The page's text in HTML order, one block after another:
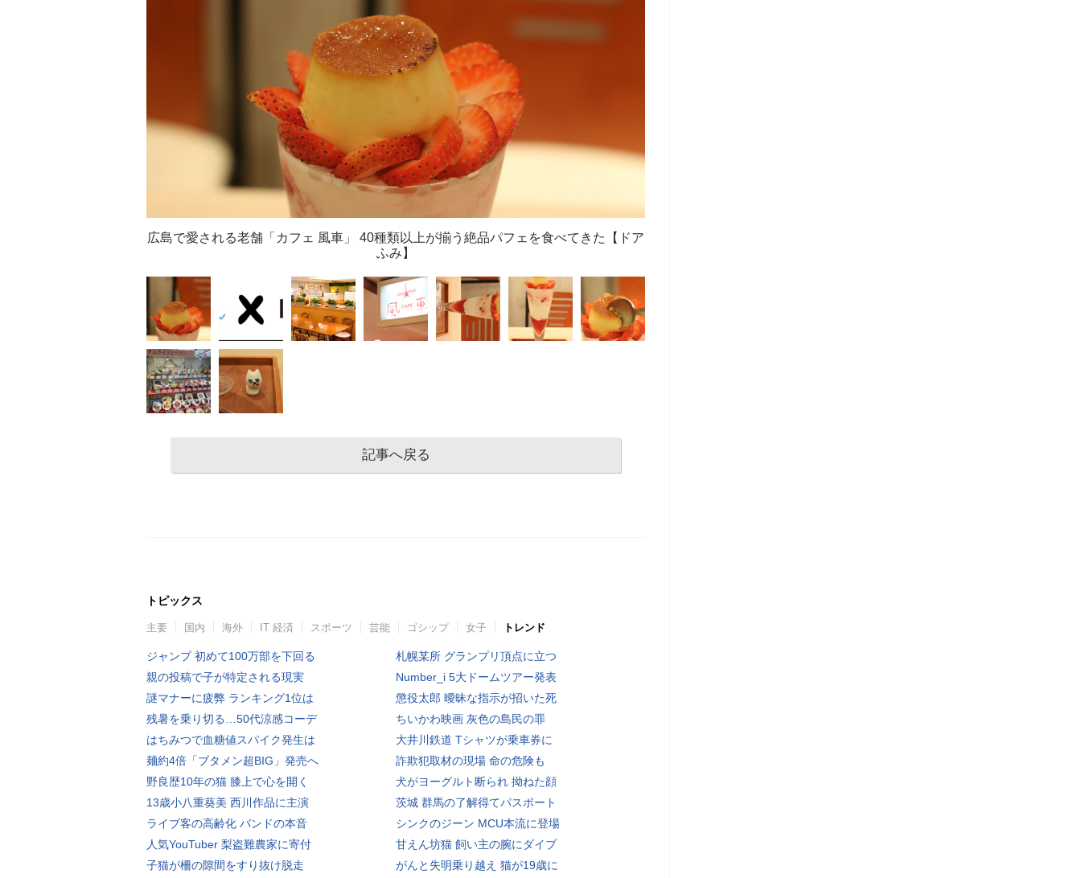
広島で愛される老舗「カフェ 風車」 40種類以上が揃う絶品パフェを食べてきた【ドア
ふみ】
記事へ戻る
トピックス
主要 国内 海外 IT 経済 スポーツ 芸能 ゴシップ 女子 トレンド
ジャンプ 初めて100万部を下回る
親の投稿で子が特定される現実
謎マナーに疲弊 ランキング1位は
残暑を乗り切る…50代涼感コーデ
はちみつで血糖値スパイク発生は
麺約4倍「ブタメン超BIG」発売へ
野良歴10年の猫 膝上で心を開く
13歳小八重葵美 西川作品に主演
ライブ客の高齢化 バンドの本音
人気YouTuber 梨盗難農家に寄付
子猫が柵の隙間をすり抜け脱走
札幌某所 グランプリ頂点に立つ
Number_i 5大ドームツアー発表
懲役太郎 曖昧な指示が招いた死
ちいかわ映画 灰色の島民の罪
大井川鉄道 Tシャツが乗車券に
詐欺犯取材の現場 命の危険も
犬がヨーグルト断られ 拗ねた顔
茨城 群馬の了解得てパスポート
シンクのジーン MCU本流に登場
甘えん坊猫 飼い主の腕にダイブ
がんと失明乗り越え 猫が19歳に